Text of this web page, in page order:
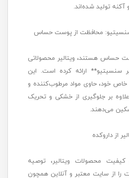
تولید شده‌اند.
سنسیتیو: محافظت از پوست حساس
حساس هستند، ویتالیر محصولاتی
سنسیتیو** ارائه کرده است. این
خاص خود، حاوی مواد مرطوب‌کننده و
بر جلوگیری از خشکی و تحریک
می‌دهند.
از داروکده
محصولات ویتالیر، توصیه
از سایت معتبر و آنلاین همچون